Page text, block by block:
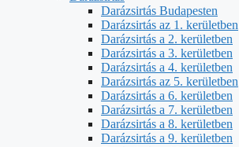
Darázsirtás Budapesten
Darázsirtás az 1. kerületben
Darázsirtás a 2. kerületben
Darázsirtás a 3. kerületben
Darázsirtás a 4. kerületben
Darázsirtás az 5. kerületben
Darázsirtás a 6. kerületben
Darázsirtás a 7. kerületben
Darázsirtás a 8. kerületben
Darázsirtás a 9. kerületben